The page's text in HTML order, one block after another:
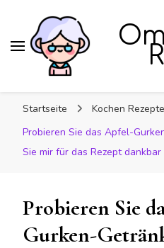
Startseite
Kochen Rezepte
Probieren Sie das Apfel-
Sie mir für das Rezept dankbar
Probieren Sie
Gurken-